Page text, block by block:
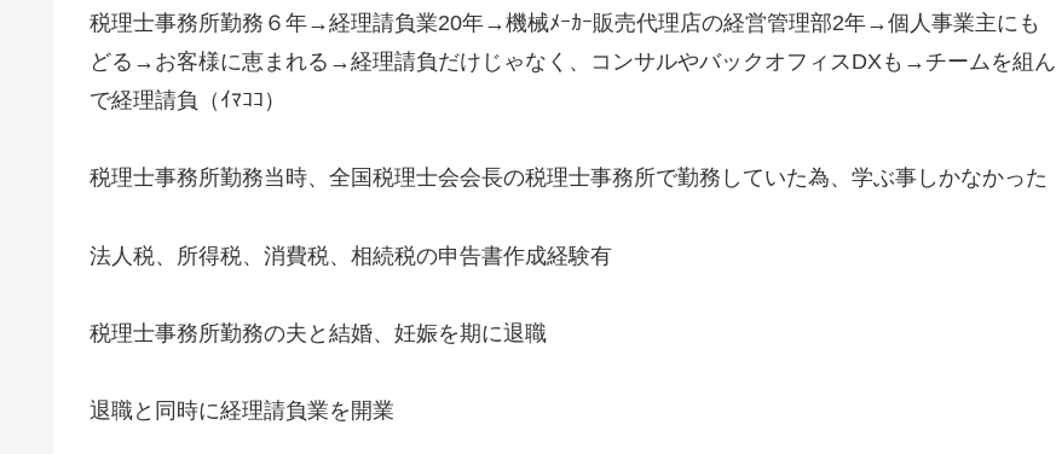
税理士事務所勤務６年→経理請負業20年→機械ﾒｰｶｰ販売代理店の経営管理部2年→個人事業主にも
どる→お客様に恵まれる→経理請負だけじゃなく、コンサルやバックオフィスDXも→チームを組ん
で経理請負（ｲﾏｺｺ）
税理士事務所勤務当時、全国税理士会会長の税理士事務所で勤務していた為、学ぶ事しかなかった
法人税、所得税、消費税、相続税の申告書作成経験有
税理士事務所勤務の夫と結婚、妊娠を期に退職
退職と同時に経理請負業を開業